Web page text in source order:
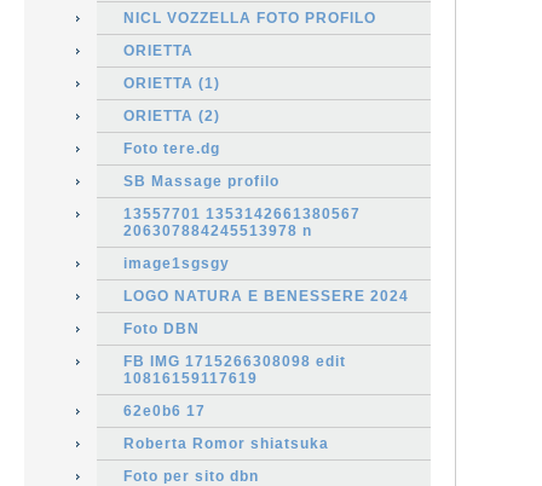
NICL VOZZELLA FOTO PROFILO
ORIETTA
ORIETTA (1)
ORIETTA (2)
Foto tere.dg
SB Massage profilo
13557701 1353142661380567
206307884245513978 n
image1sgsgy
LOGO NATURA E BENESSERE 2024
Foto DBN
FB IMG 1715266308098 edit
10816159117619
62e0b6 17
Roberta Romor shiatsuka
Foto per sito dbn